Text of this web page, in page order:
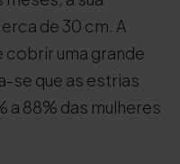
de 30 cm. A
cobrir uma grande
se que as estrias
a 88% das mulheres